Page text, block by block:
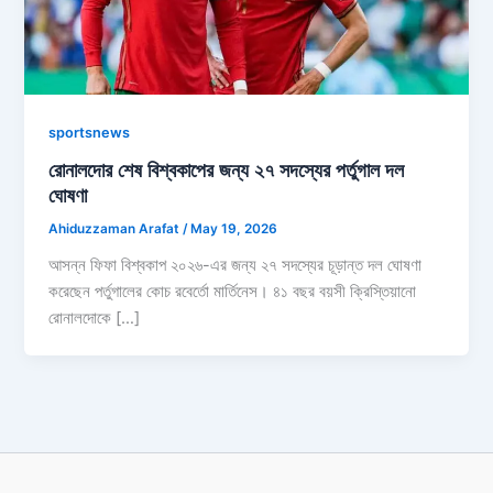
sportsnews
রোনালদোর শেষ বিশ্বকাপের জন্য ২৭ সদস্যের পর্তুগাল দল
ঘোষণা
Ahiduzzaman Arafat/ May 19, 2026
আসন্ন ফিফা বিশ্বকাপ ২০২৬-এর জন্য ২৭ সদস্যের চূড়ান্ত দল ঘোষণা
করেছেন পর্তুগালের কোচ রবের্তো মার্তিনেস। ৪১ বছর বয়সী ক্রিস্তিয়ানো
রোনালদোকে […]